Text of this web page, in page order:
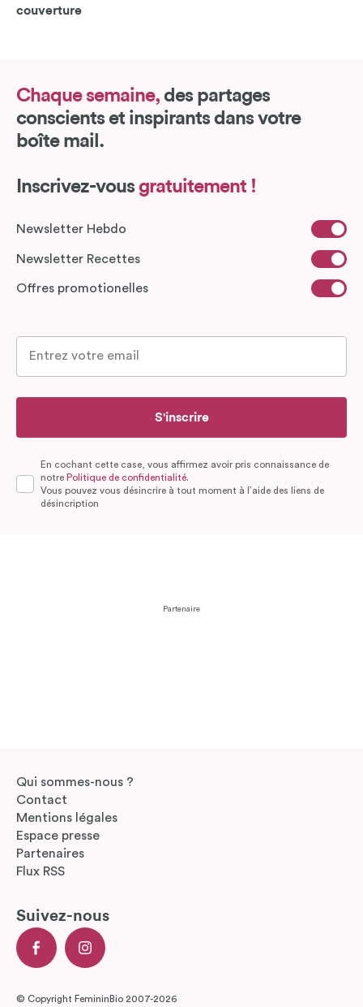
couverture
Chaque semaine, des partages
conscients et inspirants dans votre
boîte mail.
Inscrivez-vous gratuitement !
Newsletter Hebdo
Newsletter Recettes
Offres promotionelles
S'inscrire
En cochant cette case, vous affirmez avoir pris connaissance de
notre Politique de confidentialité.
Vous pouvez vous désincrire à tout moment à l’aide des liens de
désincription
Partenaire
Qui sommes-nous ?
Contact
Mentions légales
Espace presse
Partenaires
Flux RSS
Suivez-nous
© Copyright FemininBio 2007-2026